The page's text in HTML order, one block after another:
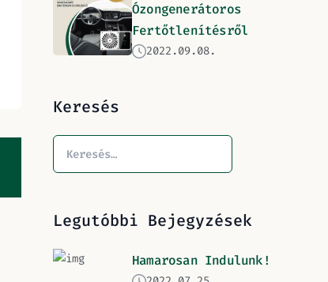
Ózongenerátoros
Fertőtlenítésről
2022.09.08.
Keresés
Legutóbbi Bejegyzések
Hamarosan Indulunk!